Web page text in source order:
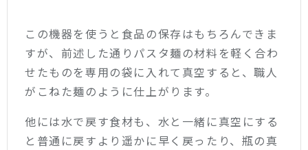
この機器を使うと食品の保存はもちろんできま
すが、前述した通りパスタ麺の材料を軽く合わ
せたものを専用の袋に入れて真空すると、職人
がこねた麺のように仕上がります。
他には水で戻す食材も、水と一緒に真空にする
と普通に戻すより遥かに早く戻ったり、瓶の真